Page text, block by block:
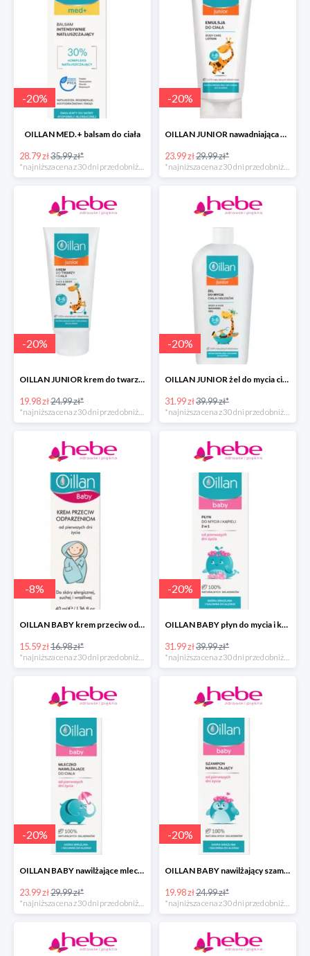
-20%
OILLAN MED.+ balsam do ciała
28.79 zł35.99 zł*
-20%
OILLAN JUNIOR nawadniająca emulsja do ciała, 200 ml
23.99 zł29.99 zł*
-20%
OILLAN JUNIOR krem do twarzy i ciała, 75 ml
19.98 zł24.99 zł*
-20%
OILLAN JUNIOR żel do mycia ciała i włosów, 400 ml
31.99 zł39.99 zł*
-8%
OILLAN BABY krem przeciw odparzeniom, 40 ml
15.59 zł16.98 zł*
*najniższa cena z 30 dni przed obniżką
-20%
OILLAN BABY płyn do mycia i kąpieli dla dzieci od pierwszych dni życia, 400 ml
31.99 zł39.99 zł*
*najniższa cena z 30 dni przed obniżką
-20%
OILLAN BABY nawilżające mleczko do ciała, 200 ml
23.99 zł29.99 zł*
-20%
OILLAN BABY nawilżający szampon do włosów, 200 ml
19.98 zł24.99 zł*